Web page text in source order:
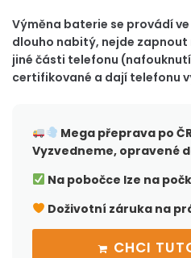
Výměna baterie se provádí
dlouho nabitý, nejde
jiné části telefonu
certifikované a dají telefonu
Mega přeprava po
Vyzvedneme, opravené
Na pobočce lze na
Doživotní záruka na
CHCI